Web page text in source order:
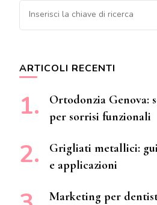
Cerchi qualcosa?
ARTICOLI RECENTI
Ortodonzia Genova:
per sorrisi funzionali
Grigliati metallici:
e applicazioni
Marketing per